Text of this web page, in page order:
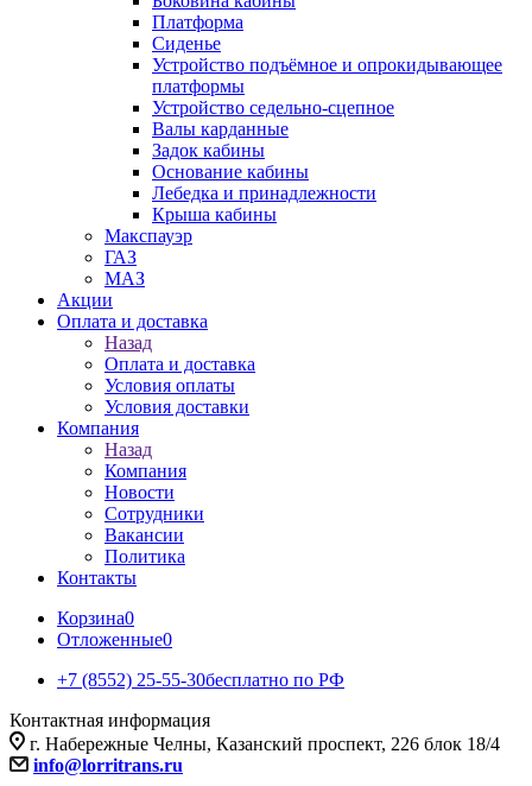
Платформа
Сиденье
Устройство подъёмное и опрокидывающее
платформы
Устройство седельно-сцепное
Валы карданные
Задок кабины
Основание кабины
Лебедка и принадлежности
Крыша кабины
Макспауэр
ГАЗ
МАЗ
Акции
Оплата и доставка
Назад
Оплата и доставка
Условия оплаты
Условия доставки
Компания
Назад
Компания
Новости
Сотрудники
Вакансии
Политика
Контакты
Корзина0
Отложенные0
+7 (8552) 25-55-30бесплатно по РФ
Контактная информация
г. Набережные Челны, Казанский проспект, 226 блок 18/4
info@lorritrans.ru